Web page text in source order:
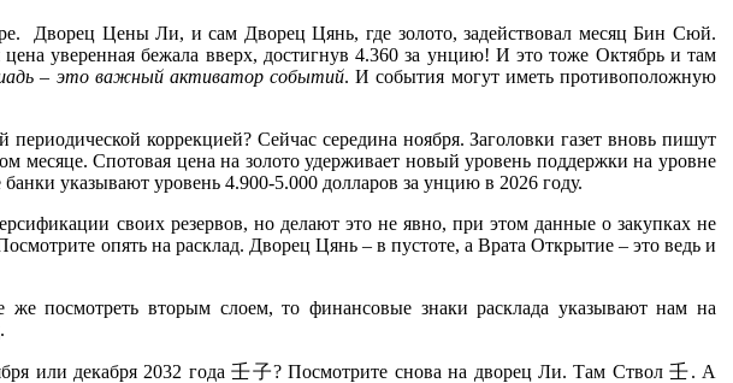
Дворец Цены Ли, и сам Дворец Цянь, где золото, задействовал месяц Бин Сюй.
уверенная бежала вверх, достигнув 4.360 за унцию! И это тоже Октябрь и там
– это важный активатор событий. И события могут иметь противоположную
коррекцией? Сейчас середина ноября. Заголовки газет вновь пишут
месяце. Спотовая цена на золото удерживает новый уровень поддержки на уровне
указывают уровень 4.900-5.000 долларов за унцию в 2026 году.
своих резервов, но делают это не явно, при этом данные о закупках не
опять на расклад. Дворец Цянь – в пустоте, а Врата Открытие – это ведь и
посмотреть вторым слоем, то финансовые знаки расклада указывают нам на
тренд.
или декабря 2032 года壬子? Посмотрите снова на дворец Ли. Там Ствол壬. А